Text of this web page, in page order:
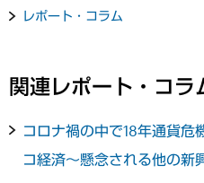
レポート・コラム
関連レポート・コラ
コロナ禍の中で18年通貨危
コ経済～懸念される他の新